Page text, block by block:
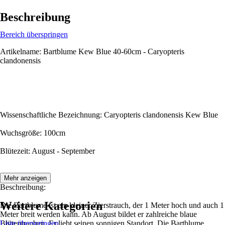
Beschreibung
Bereich überspringen
Artikelname: Bartblume Kew Blue 40-60cm - Caryopteris
clandonensis
Wissenschaftliche Bezeichnung: Caryopteris clandonensis Kew Blue
Wuchsgröße: 100cm
Blütezeit: August - September
Beschreibung:
Die Bartblume ist ein kleiner Zierstrauch, der 1 Meter hoch und auch 1
Meter breit werden kann. Ab August bildet er zahlreiche blaue
Blütentrauben. Er liebt seinen sonnigen Standort. Die Bartblume
Mehr anzeigen
Weitere Kategorien
Liste überspringen